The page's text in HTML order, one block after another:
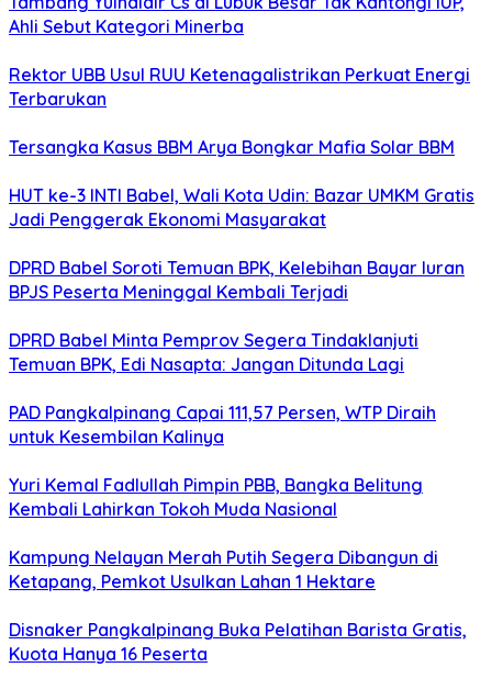
Ahli Sebut Kategori Minerba
Rektor UBB Usul RUU Ketenagalistrikan Perkuat Energi
Terbarukan
Tersangka Kasus BBM Arya Bongkar Mafia Solar BBM
HUT ke-3 INTI Babel, Wali Kota Udin: Bazar UMKM Gratis
Jadi Penggerak Ekonomi Masyarakat
DPRD Babel Soroti Temuan BPK, Kelebihan Bayar Iuran
BPJS Peserta Meninggal Kembali Terjadi
DPRD Babel Minta Pemprov Segera Tindaklanjuti
Temuan BPK, Edi Nasapta: Jangan Ditunda Lagi
PAD Pangkalpinang Capai 111,57 Persen, WTP Diraih
untuk Kesembilan Kalinya
Yuri Kemal Fadlullah Pimpin PBB, Bangka Belitung
Kembali Lahirkan Tokoh Muda Nasional
Kampung Nelayan Merah Putih Segera Dibangun di
Ketapang, Pemkot Usulkan Lahan 1 Hektare
Disnaker Pangkalpinang Buka Pelatihan Barista Gratis,
Kuota Hanya 16 Peserta